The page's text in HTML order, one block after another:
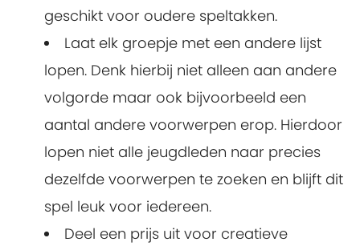
geschikt voor oudere speltakken.
Laat elk groepje met een andere lijst
lopen. Denk hierbij niet alleen aan andere
volgorde maar ook bijvoorbeeld een
aantal andere voorwerpen erop. Hierdoor
lopen niet alle jeugdleden naar precies
dezelfde voorwerpen te zoeken en blijft dit
spel leuk voor iedereen.
Deel een prijs uit voor creatieve